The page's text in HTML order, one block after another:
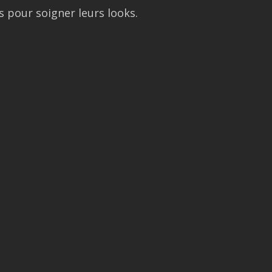
pour soigner leurs looks.